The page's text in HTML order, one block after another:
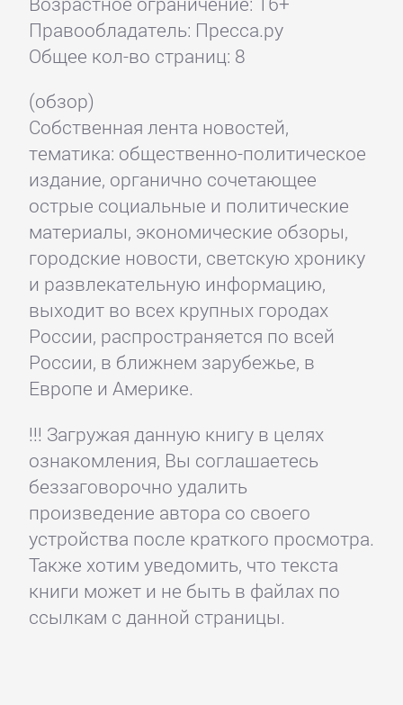
Правообладатель: Пресса.ру
Общее кол-во страниц: 8
(обзор)
Собственная лента новостей,
тематика: общественно-политическое
издание, органично сочетающее
острые социальные и политические
материалы, экономические обзоры,
городские новости, светскую хронику
и развлекательную информацию,
выходит во всех крупных городах
России, распространяется по всей
России, в ближнем зарубежье, в
Европе и Америке.
!!! Загружая данную книгу в целях
ознакомления, Вы соглашаетесь
беззаговорочно удалить
произведение автора со своего
устройства после краткого просмотра.
Также хотим уведомить, что текста
книги может и не быть в файлах по
ссылкам с данной страницы.